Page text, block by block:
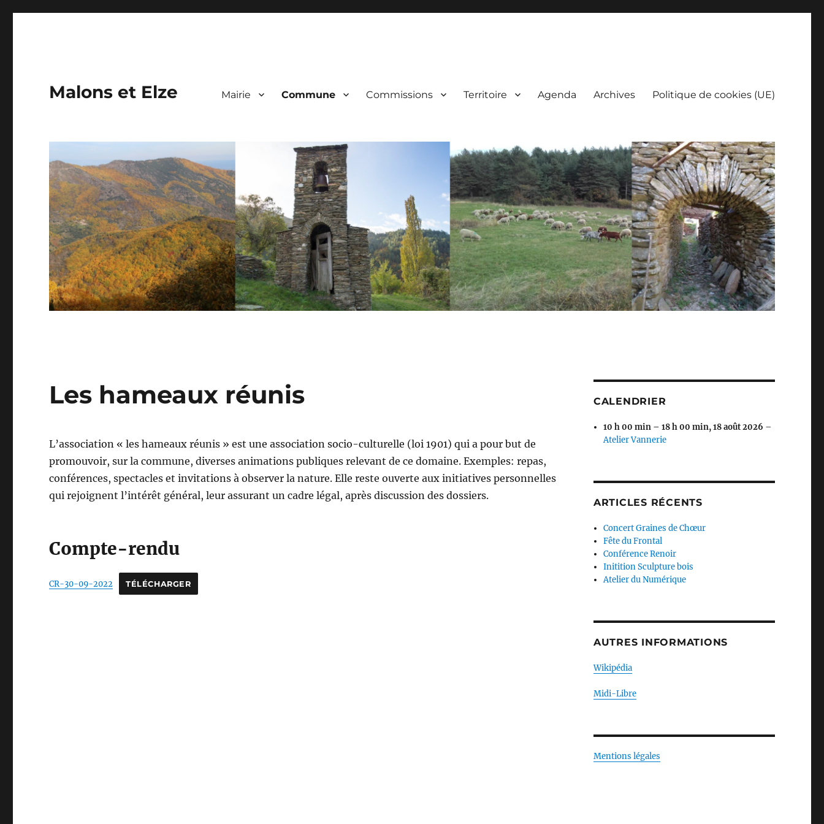
Malons et Elze Mairie Commune Commissions Territoire Agenda Archives Politique de cookies (UE)
Les hameaux réunis
L’association « les hameaux réunis » est une association socio-culturelle (loi 1901) qui a pour but de
promouvoir, sur la commune, diverses animations publiques relevant de ce domaine. Exemples: repas,
conférences, spectacles et invitations à observer la nature. Elle reste ouverte aux initiatives personnelles
qui rejoignent l’intérêt général, leur assurant un cadre légal, après discussion des dossiers.
Compte-rendu
CR-30-09-2022 TÉLÉCHARGER
CALENDRIER
10 h 00 min – 18 h 00 min,18 août 2026 –
Atelier Vannerie
ARTICLES RÉCENTS
Concert Graines de Chœur
Fête du Frontal
Conférence Renoir
Initition Sculpture bois
Atelier du Numérique
AUTRES INFORMATIONS
Wikipédia
Midi-Libre
Mentions légales